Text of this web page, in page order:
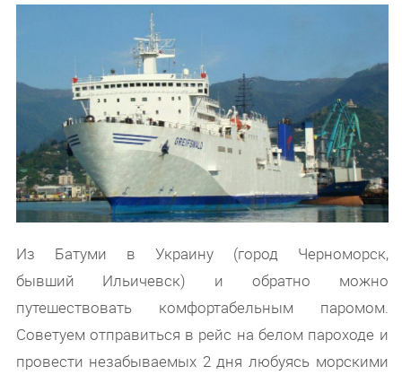
Из Батуми в Украину (город Черноморск,
бывший Ильичевск) и обратно можно
путешествовать комфортабельным паромом.
Советуем отправиться в рейс на белом пароходе и
провести незабываемых 2 дня любуясь морскими